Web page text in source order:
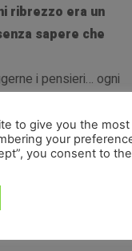
ribrezzo era un
sapere che
i pensieri… ogni
to give you the most
your
you consent to